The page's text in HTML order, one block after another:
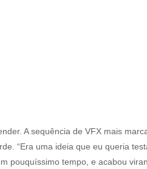
A sequência de VFX mais
“Era uma ideia que eu queria
pouquíssimo tempo, e acabou